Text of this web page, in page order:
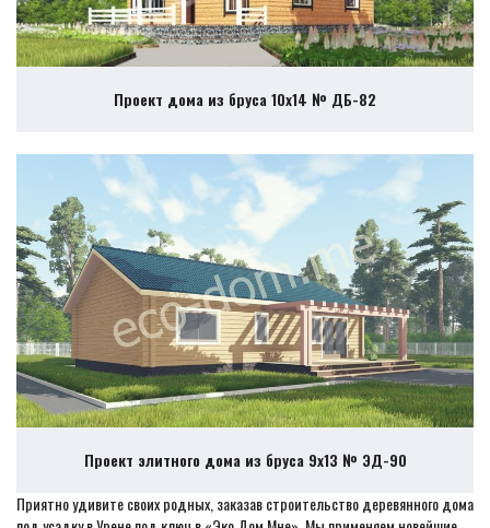
Проект дома из бруса 10х14 № ДБ-82
Проект элитного дома из бруса 9х13 № ЭД-90
Приятно удивите своих родных, заказав строительство деревянного дома